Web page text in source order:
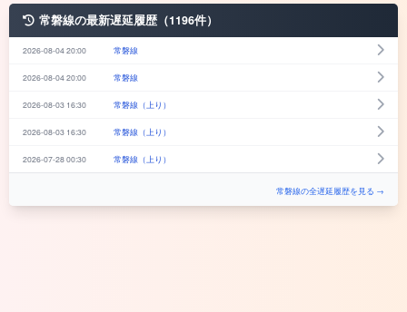
常磐線の最新遅延履歴（1196件）
2026-08-04 20:00 常磐線
2026-08-04 20:00 常磐線
2026-08-03 16:30 常磐線（上り）
2026-08-03 16:30 常磐線（上り）
2026-07-28 00:30 常磐線（上り）
常磐線の全遅延履歴を見る →